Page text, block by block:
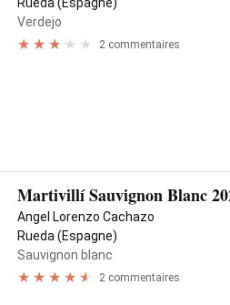
Verdejo
2 commentaires
Martivillí Sauvignon Blanc
Angel Lorenzo Cachazo
Rueda (Espagne)
Sauvignon blanc
2 commentaires